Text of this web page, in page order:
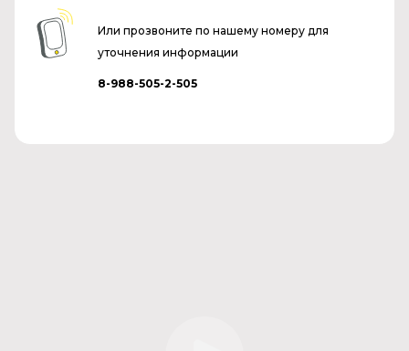
Или прозвоните по нашему номеру для
уточнения информации
8-988-505-2-505